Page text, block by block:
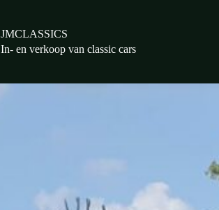
JMCLASSICS
In- en verkoop van classic cars